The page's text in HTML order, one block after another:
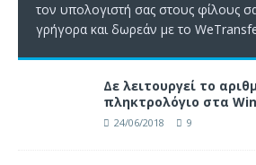
τον υπολογιστή σας στους φίλους
γρήγορα και δωρεάν με το
Δε λειτουργεί το
πληκτρολόγιο στα
24/06/2018 9